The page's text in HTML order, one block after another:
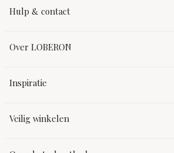
Hulp & contact
Over LOBERON
Inspiratie
Veilig winkelen